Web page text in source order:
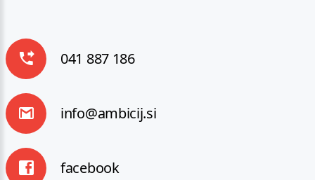
041 887 186
info@ambicij.si
facebook